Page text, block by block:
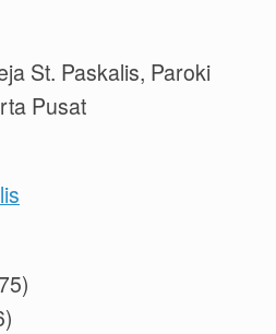
St. Paskalis, Paroki
Pusat